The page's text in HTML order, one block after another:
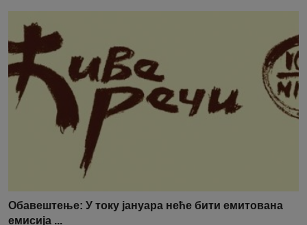
Обавештење: У току јануара неће бити емитована
емисија ...